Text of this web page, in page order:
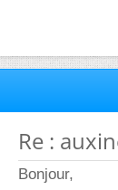
Re :
Bonjour,